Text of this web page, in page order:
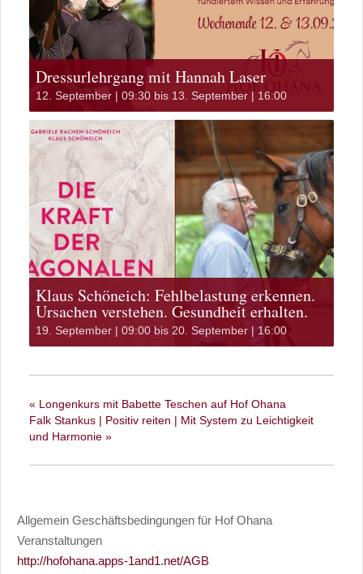
Dressurlehrgang mit Hannah Laser
12. September | 09:30 bis 13. September | 16:00
Klaus Schöneich: Fehlbelastung erkennen.
Ursachen verstehen. Gesundheit erhalten.
19. September | 09:00 bis 20. September | 16:00
« Longenkurs mit Babette Teschen auf Hof Ohana
Falk Stankus | Positiv reiten | Mit System zu Leichtigkeit
und Harmonie »
Allgemein Geschäftsbedingungen für Hof Ohana
Veranstaltungen
http://hofohana.apps-1and1.net/AGB